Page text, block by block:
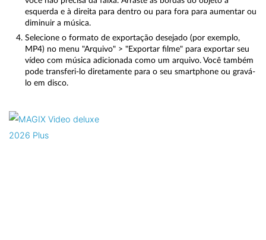
esquerda e à direita para dentro ou para fora para aumentar ou
diminuir a música.
Selecione o formato de exportação desejado (por exemplo,
MP4) no menu "Arquivo" > "Exportar filme" para exportar seu
vídeo com música adicionada como um arquivo. Você também
pode transferi-lo diretamente para o seu smartphone ou gravá-
lo em disco.